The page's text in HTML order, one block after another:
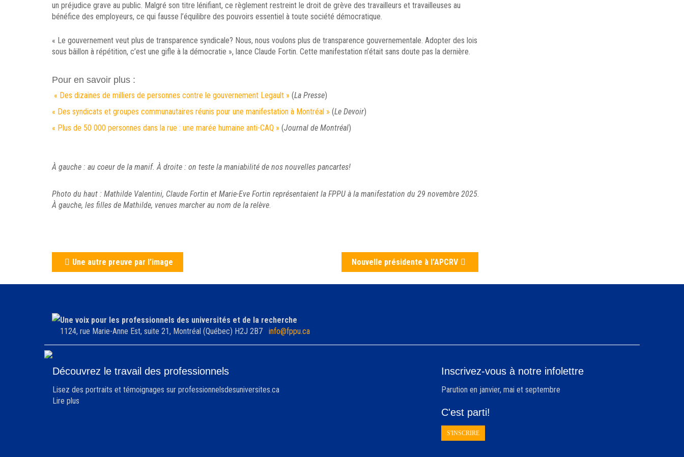
un préjudice grave au public. Malgré son titre lénifiant, ce règlement restreint le droit de grève des travailleurs et travailleuses au
bénéfice des employeurs, ce qui fausse l’équilibre des pouvoirs essentiel à toute société démocratique.
« Le gouvernement veut plus de transparence syndicale? Nous, nous voulons plus de transparence gouvernementale. Adopter des lois
sous bâillon à répétition, c’est une gifle à la démocratie », lance Claude Fortin. Cette manifestation n’était sans doute pas la dernière.
Pour en savoir plus :
« Des dizaines de milliers de personnes contre le gouvernement Legault » (La Presse)
« Des syndicats et groupes communautaires réunis pour une manifestation à Montréal » (Le Devoir)
« Plus de 50 000 personnes dans la rue : une marée humaine anti-CAQ » (Journal de Montréal)
À gauche : au coeur de la manif. À droite : on teste la maniabilité de nos nouvelles pancartes!
Photo du haut : Mathilde Valentini, Claude Fortin et Marie-Eve Fortin représentaient la FPPU à la manifestation du 29 novembre 2025.
À gauche, les filles de Mathilde, venues marcher au nom de la relève.
Navigation
de
l'article
Une autre preuve par l’image Nouvelle présidente à l’APCRV
Une voix pour les professionnels des universités et de la recherche
1124, rue Marie-Anne Est, suite 21, Montréal (Québec) H2J 2B7 info@fppu.ca
Découvrez le travail des professionnels
Lisez des portraits et témoignages sur professionnelsdesuniversites.ca
Lire plus
Inscrivez-vous à notre infolettre
Parution en janvier, mai et septembre
C'est parti!
S'INSCRIRE